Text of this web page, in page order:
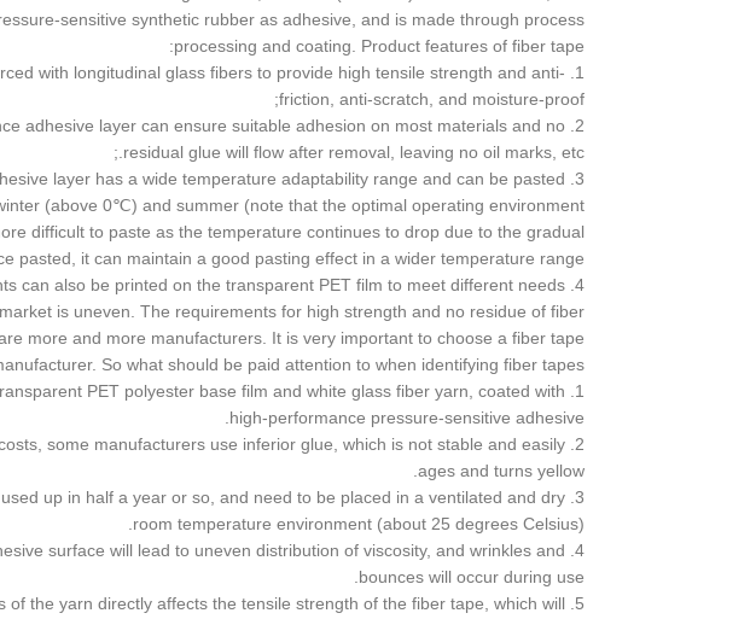
sensitive synthetic rubber as adhesive, and is made through process
processing and coating. Product features of fiber tape:
with longitudinal glass fibers to provide high tensile strength and anti-
friction, anti-scratch, and moisture-proof;
adhesive layer can ensure suitable adhesion on most materials and no
residual glue will flow after removal, leaving no oil marks, etc.;
layer has a wide temperature adaptability range and can be pasted
(above 0℃) and summer (note that the optimal operating environment
difficult to paste as the temperature continues to drop due to the gradual
pasted, it can maintain a good pasting effect in a wider temperature range;
4. Text or advertisements can also be printed on the transparent PET film to meet different needs
is uneven. The requirements for high strength and no residue of fiber
more and more manufacturers. It is very important to choose a fiber tape
So what should be paid attention to when identifying fiber tapes?
PET polyester base film and white glass fiber yarn, coated with
high-performance pressure-sensitive adhesive.
some manufacturers use inferior glue, which is not stable and easily
ages and turns yellow.
used up in half a year or so, and need to be placed in a ventilated and dry
room temperature environment (about 25 degrees Celsius).
surface will lead to uneven distribution of viscosity, and wrinkles and
bounces will occur during use.
of the yarn directly affects the tensile strength of the fiber tape, which will